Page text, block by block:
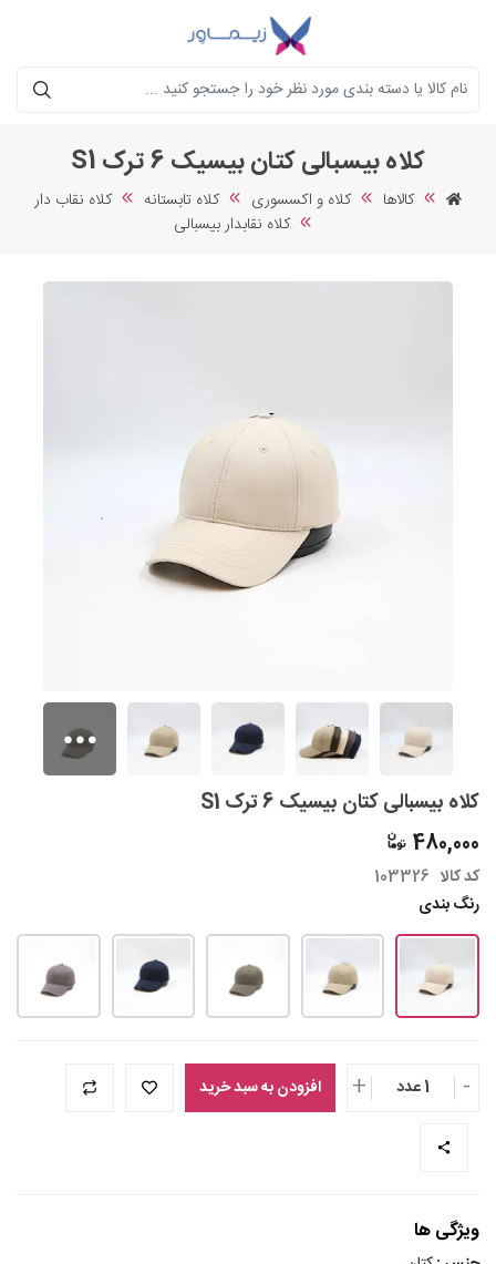
جستجو
کلاه بیسبالی کتان بیسیک 6 ترک S1
کالاها کلاه و اکسسوری کلاه تابستانه
کلاه نقاب دار
کلاه نقابدار بیسبالی
کلاه بیسبالی کتان بیسیک 6 ترک S1
480,000
کد کالا 103326
رنگ بندی
- 1 عدد + افزودن به سبد خرید
ویژگی ها